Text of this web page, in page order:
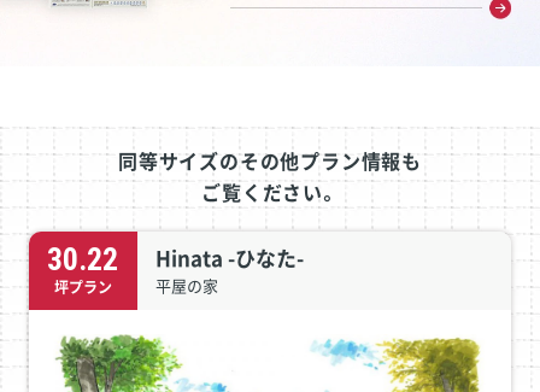
同等サイズのその他プラン情報も
ご覧ください。
30.22
坪プラン
Hinata -ひなた-
平屋の家